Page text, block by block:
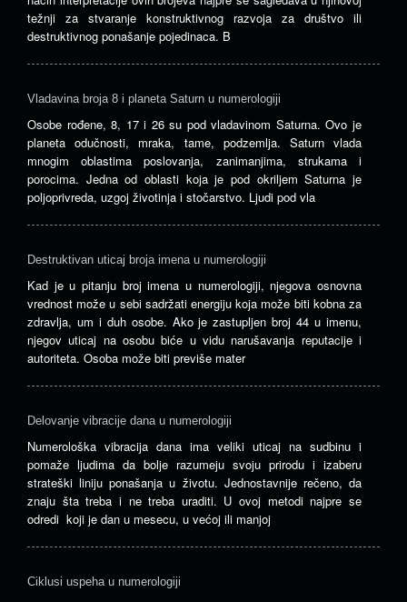
težnji za stvaranje konstruktivnog razvoja za društvo ili
destruktivnog ponašanje pojedinaca. B
Vladavina broja 8 i planeta Saturn u numerologiji
Osobe rođene, 8, 17 i 26 su pod vladavinom Saturna. Ovo je
planeta odučnosti, mraka, tame, podzemlja. Saturn vlada
mnogim oblastima poslovanja, zanimanjima, strukama i
porocima. Jedna od oblasti koja je pod okriljem Saturna je
poljoprivreda, uzgoj životinja i stočarstvo. Ljudi pod vla
Destruktivan uticaj broja imena u numerologiji
Kad je u pitanju broj imena u numerologiji, njegova osnovna
vrednost može u sebi sadržati energiju koja može biti kobna za
zdravlja, um i duh osobe. Ako je zastupljen broj 44 u imenu,
njegov uticaj na osobu biće u vidu narušavanja reputacije i
autoriteta. Osoba može biti previše mater
Delovanje vibracije dana u numerologiji
Numerološka vibracija dana ima veliki uticaj na sudbinu i
pomaže ljudima da bolje razumeju svoju prirodu i izaberu
strateški liniju ponašanja u životu. Jednostavnije rečeno, da
znaju šta treba i ne treba uraditi. U ovoj metodi najpre se
odredi koji je dan u mesecu, u većoj ili manjoj
Ciklusi uspeha u numerologiji